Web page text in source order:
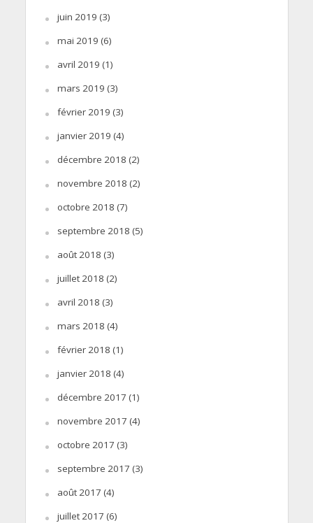
juin 2019 (3)
mai 2019 (6)
avril 2019 (1)
mars 2019 (3)
février 2019 (3)
janvier 2019 (4)
décembre 2018 (2)
novembre 2018 (2)
octobre 2018 (7)
septembre 2018 (5)
août 2018 (3)
juillet 2018 (2)
avril 2018 (3)
mars 2018 (4)
février 2018 (1)
janvier 2018 (4)
décembre 2017 (1)
novembre 2017 (4)
octobre 2017 (3)
septembre 2017 (3)
août 2017 (4)
juillet 2017 (6)